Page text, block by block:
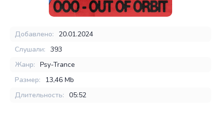
Добавлено:
20.01.2024
Слушали: 393
Жанр: Psy-Trance
Размер:
13,46 Mb
Длительность: 05:52